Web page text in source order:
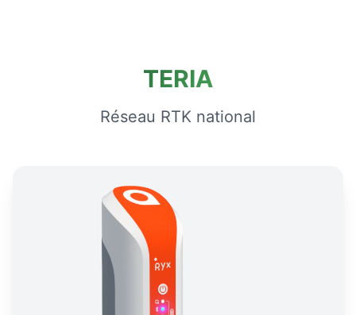
TERIA
Réseau RTK national